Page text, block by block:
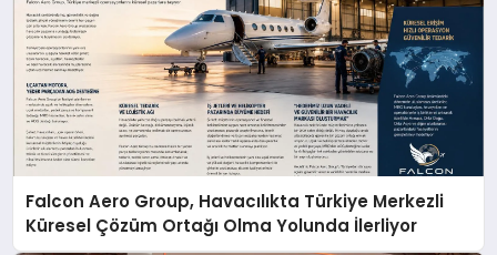
Falcon Aero Group, Havacılıkta Türkiye Merkezli
Küresel Çözüm Ortağı Olma Yolunda İlerliyor